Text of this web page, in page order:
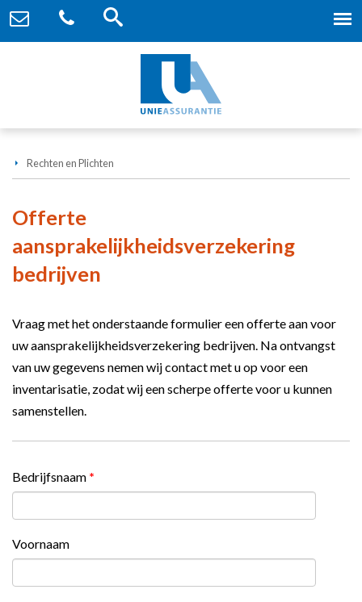
Rechten en Plichten
Offerte
aansprakelijkheidsverzekering
bedrijven
Vraag met het onderstaande formulier een offerte aan voor
uw aansprakelijkheidsverzekering bedrijven. Na ontvangst
van uw gegevens nemen wij contact met u op voor een
inventarisatie, zodat wij een scherpe offerte voor u kunnen
samenstellen.
Bedrijfsnaam *
Voornaam